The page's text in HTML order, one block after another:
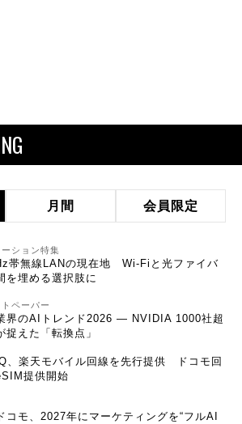
月間 会員限定
ーション特集
帯無線LANの現在地 Wi-Fiと光ファイバ
を埋める選択肢に
ペーパー
界のAIトレンド2026 ― NVIDIA 1000社超
捉えた「転換点」
、楽天モバイル回線を先行提供 ドコモ回
提供開始
コモ、2027年にマーケティングを“フルAI